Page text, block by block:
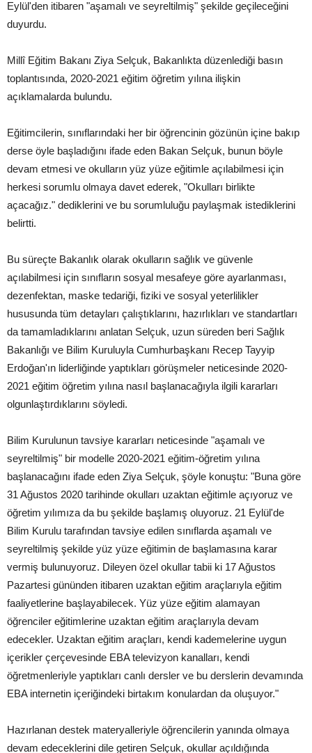
Eylül'den itibaren "aşamalı ve seyreltilmiş" şekilde geçileceğini
duyurdu.
Millî Eğitim Bakanı Ziya Selçuk, Bakanlıkta düzenlediği basın
toplantısında, 2020-2021 eğitim öğretim yılına ilişkin
açıklamalarda bulundu.
Eğitimcilerin, sınıflarındaki her bir öğrencinin gözünün içine bakıp
derse öyle başladığını ifade eden Bakan Selçuk, bunun böyle
devam etmesi ve okulların yüz yüze eğitimle açılabilmesi için
herkesi sorumlu olmaya davet ederek, "Okulları birlikte
açacağız." dediklerini ve bu sorumluluğu paylaşmak istediklerini
belirtti.
Bu süreçte Bakanlık olarak okulların sağlık ve güvenle
açılabilmesi için sınıfların sosyal mesafeye göre ayarlanması,
dezenfektan, maske tedariği, fiziki ve sosyal yeterlilikler
hususunda tüm detayları çalıştıklarını, hazırlıkları ve standartları
da tamamladıklarını anlatan Selçuk, uzun süreden beri Sağlık
Bakanlığı ve Bilim Kuruluyla Cumhurbaşkanı Recep Tayyip
Erdoğan'ın liderliğinde yaptıkları görüşmeler neticesinde 2020-
2021 eğitim öğretim yılına nasıl başlanacağıyla ilgili kararları
olgunlaştırdıklarını söyledi.
Bilim Kurulunun tavsiye kararları neticesinde "aşamalı ve
seyreltilmiş" bir modelle 2020-2021 eğitim-öğretim yılına
başlanacağını ifade eden Ziya Selçuk, şöyle konuştu: "Buna göre
31 Ağustos 2020 tarihinde okulları uzaktan eğitimle açıyoruz ve
öğretim yılımıza da bu şekilde başlamış oluyoruz. 21 Eylül'de
Bilim Kurulu tarafından tavsiye edilen sınıflarda aşamalı ve
seyreltilmiş şekilde yüz yüze eğitimin de başlamasına karar
vermiş bulunuyoruz. Dileyen özel okullar tabii ki 17 Ağustos
Pazartesi gününden itibaren uzaktan eğitim araçlarıyla eğitim
faaliyetlerine başlayabilecek. Yüz yüze eğitim alamayan
öğrenciler eğitimlerine uzaktan eğitim araçlarıyla devam
edecekler. Uzaktan eğitim araçları, kendi kademelerine uygun
içerikler çerçevesinde EBA televizyon kanalları, kendi
öğretmenleriyle yaptıkları canlı dersler ve bu derslerin devamında
EBA internetin içeriğindeki birtakım konulardan da oluşuyor."
Hazırlanan destek materyalleriyle öğrencilerin yanında olmaya
devam edeceklerini dile getiren Selçuk, okullar açıldığında